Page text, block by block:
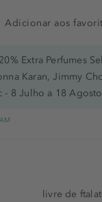
Adicionar aos
20% Extra Perfumes
Karan, Jimmy
- 8 Julho a 18
livre de